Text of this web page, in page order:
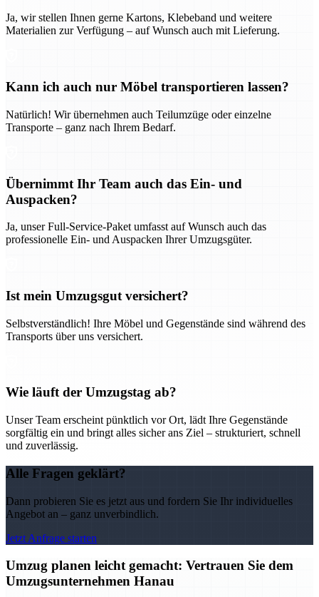
Ja, wir stellen Ihnen gerne Kartons, Klebeband und weitere
Materialien zur Verfügung – auf Wunsch auch mit Lieferung.
Kann ich auch nur Möbel transportieren lassen?
Natürlich! Wir übernehmen auch Teilumzüge oder einzelne
Transporte – ganz nach Ihrem Bedarf.
Übernimmt Ihr Team auch das Ein- und
Auspacken?
Ja, unser Full-Service-Paket umfasst auf Wunsch auch das
professionelle Ein- und Auspacken Ihrer Umzugsgüter.
Ist mein Umzugsgut versichert?
Selbstverständlich! Ihre Möbel und Gegenstände sind während des
Transports über uns versichert.
Wie läuft der Umzugstag ab?
Unser Team erscheint pünktlich vor Ort, lädt Ihre Gegenstände
sorgfältig ein und bringt alles sicher ans Ziel – strukturiert, schnell
und zuverlässig.
Alle Fragen geklärt?
Dann probieren Sie es jetzt aus und fordern Sie Ihr individuelles
Angebot an – ganz unverbindlich.
Jetzt Anfrage starten
Umzug planen leicht gemacht: Vertrauen Sie dem
Umzugsunternehmen Hanau